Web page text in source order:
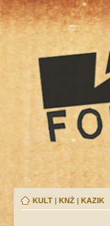
KULT | KNŻ | KAZIK